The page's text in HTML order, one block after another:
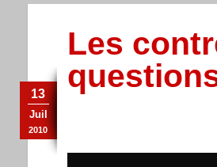
Les
13
Juil
2010